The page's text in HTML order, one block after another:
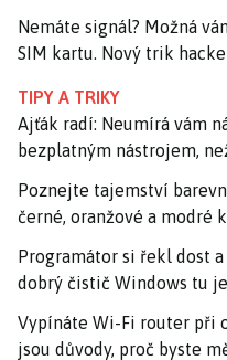
Nemáte signál? Možná
SIM kartu. Nový trik
TIPY A TRIKY
Ajťák radí: Neumírá vám
bezplatným nástrojem,
Poznejte tajemství
černé, oranžové a modré
Programátor si řekl dost
dobrý čistič Windows tu
Vypínáte Wi-Fi router při
jsou důvody, proč byste